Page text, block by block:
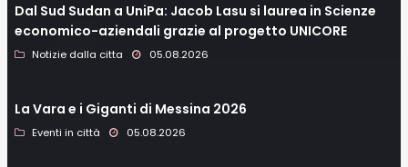
Dal Sud Sudan a UniPa: Jacob Lasu si laurea in Scienze
economico-aziendali grazie al progetto UNICORE
Notizie dalla citta 05.08.2026
La Vara e i Giganti di Messina 2026
Eventi in città 05.08.2026